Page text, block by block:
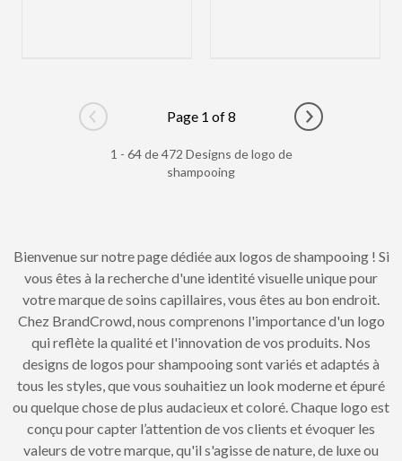
Go to previous page
Page 1 of 8
Go to next
1 - 64 de 472 Designs de logo de
shampooing
Bienvenue sur notre page dédiée aux logos de shampooing ! Si
vous êtes à la recherche d'une identité visuelle unique pour
votre marque de soins capillaires, vous êtes au bon endroit.
Chez BrandCrowd, nous comprenons l'importance d'un logo
qui reflète la qualité et l'innovation de vos produits. Nos
designs de logos pour shampooing sont variés et adaptés à
tous les styles, que vous souhaitiez un look moderne et épuré
ou quelque chose de plus audacieux et coloré. Chaque logo est
conçu pour capter l’attention de vos clients et évoquer les
valeurs de votre marque, qu'il s'agisse de nature, de luxe ou